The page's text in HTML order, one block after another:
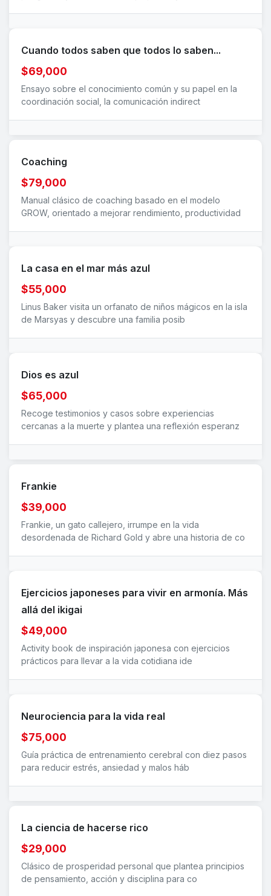
Cuando todos saben que todos lo saben...
$69,000
Ensayo sobre el conocimiento común y su papel en la
coordinación social, la comunicación indirect
Coaching
$79,000
Manual clásico de coaching basado en el modelo
GROW, orientado a mejorar rendimiento, productividad
La casa en el mar más azul
$55,000
Linus Baker visita un orfanato de niños mágicos en la isla
de Marsyas y descubre una familia posib
Dios es azul
$65,000
Recoge testimonios y casos sobre experiencias
cercanas a la muerte y plantea una reflexión esperanz
Frankie
$39,000
Frankie, un gato callejero, irrumpe en la vida
desordenada de Richard Gold y abre una historia de co
Ejercicios japoneses para vivir en armonía. Más
allá del ikigai
$49,000
Activity book de inspiración japonesa con ejercicios
prácticos para llevar a la vida cotidiana ide
Neurociencia para la vida real
$75,000
Guía práctica de entrenamiento cerebral con diez pasos
para reducir estrés, ansiedad y malos háb
La ciencia de hacerse rico
$29,000
Clásico de prosperidad personal que plantea principios
de pensamiento, acción y disciplina para co